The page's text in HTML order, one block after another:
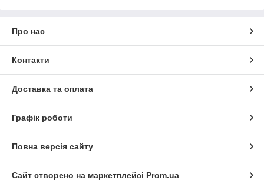
Про нас
Контакти
Доставка та оплата
Графік роботи
Повна версія сайту
Сайт створено на маркетплейсі Prom.ua